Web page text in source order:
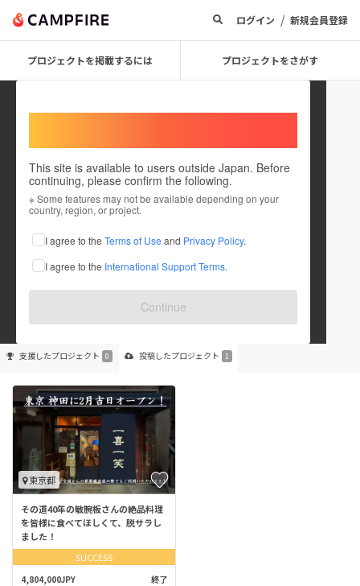
ログイン / 新規会員登録
プロジェクトを掲載するには プロジェクトをさがす
This site is available to users outside Japan. Before
continuing, please confirm the following.
※ Some features may not be available depending on your
country, region, or project.
I agree to the Terms of Use and Privacy Policy.
I agree to the International Support Terms.
Continue
Yohichi Aoki
これまでに1件のプロジェクトを投稿しています
在住国：日本 現在地：千葉県
出身国：日本 出身地：神奈川県
支援したプロジェクト 0 投稿したプロジェクト 1
東京都
その道40年の敏腕板さんの絶品料理
を皆様に食べてほしくて、脱サラし
ました！
SUCCESS
4,804,000JPY 終了